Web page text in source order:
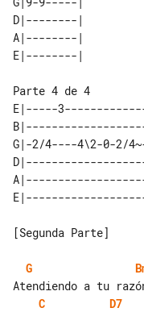
D|--------|
A|--------|
Parte 4 de 4
E|-----
G|-2/4----4\2-0-2/
[Segunda Parte]
G
C
D7